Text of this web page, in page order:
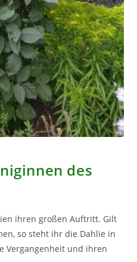
des
ihren großen Auftritt. Gilt
so steht ihr die Dahlie in
Vergangenheit und ihren